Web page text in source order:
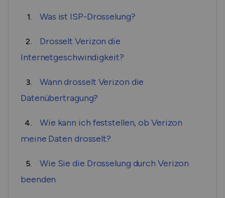
1. Was ist ISP-Drosselung?
2.
Drosselt Verizon die
Internetgeschwindigkeit?
3.
Wann drosselt Verizon die
Datenübertragung?
4.
Wie kann ich feststellen, ob Verizon
meine Daten drosselt?
5.
Wie Sie die Drosselung durch Verizon
beenden